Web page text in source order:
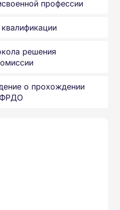
профессии
решения
о прохождении
ФРДО